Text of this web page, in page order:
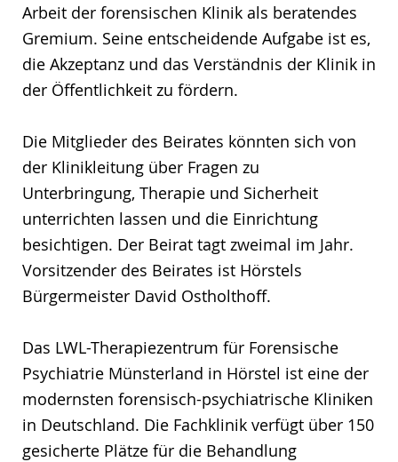
Arbeit der forensischen Klinik als beratendes
Gremium. Seine entscheidende Aufgabe ist es,
die Akzeptanz und das Verständnis der Klinik in
der Öffentlichkeit zu fördern.
Die Mitglieder des Beirates könnten sich von
der Klinikleitung über Fragen zu
Unterbringung, Therapie und Sicherheit
unterrichten lassen und die Einrichtung
besichtigen. Der Beirat tagt zweimal im Jahr.
Vorsitzender des Beirates ist Hörstels
Bürgermeister David Ostholthoff.
Das LWL-Therapiezentrum für Forensische
Psychiatrie Münsterland in Hörstel ist eine der
modernsten forensisch-psychiatrische Kliniken
in Deutschland. Die Fachklinik verfügt über 150
gesicherte Plätze für die Behandlung